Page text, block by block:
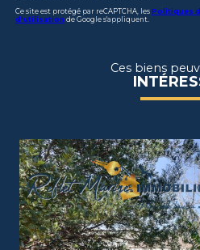
Ce site est protégé par reCAPTCHA, les Politiques
d'utilisation de Google s'appliquent.
Ces biens